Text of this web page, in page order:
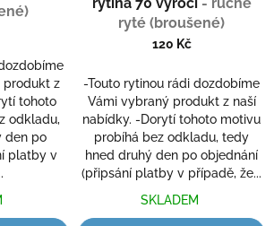
produkt z
tohoto
odkladu,
den po
platby v
ryté (broušené)
120 Kč
-Touto rytinou rádi dozdobíme
Vámi vybraný produkt z naší
nabídky. -Dorytí tohoto motivu
probíhá bez odkladu, tedy
hned druhý den po objednání
(připsání platby v případě, že...
SKLADEM